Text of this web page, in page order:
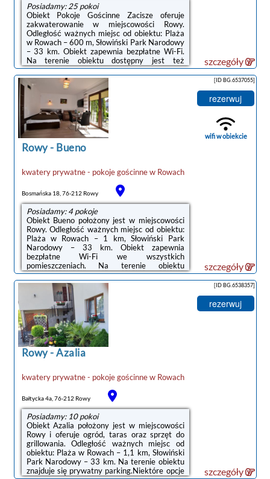
Posiadamy: 25 pokoi
Obiekt Pokoje Gościnne Zacisze oferuje
zakwaterowanie w miejscowości Rowy.
Odległość ważnych miejsc od obiektu: Plaża
w Rowach – 600 m, Słowiński Park Narodowy
– 33 km. Obiekt zapewnia bezpłatne Wi-Fi.
Na terenie obiektu dostępny jest też
prywatny parking.Odległość ważnych miejsc
od obiektu: Promenada w Ustce – 23 km,
Latarnia morska w Ustce – 23 km. Lotnisko
Lotnisko Gdańsk-Rębiechowo znajduje się
134 km od obiektu.Doba hotelowa od godziny
15:00 do 10:00.Zarządzany przez
gospodarza prywatnego (osobę fizyczną)W
przypadku pobytu w obiekcie z dziećmi
należy pamiętać, ...
szczegóły
Rowy- Bueno
kwatery prywatne - pokoje gościnnew Rowach
Bosmańska 18, 76-212 Rowy
Posiadamy: 4 pokoje
Obiekt Bueno położony jest w miejscowości
Rowy. Odległość ważnych miejsc od obiektu:
Plaża w Rowach – 1 km, Słowiński Park
Narodowy – 33 km. Obiekt zapewnia
bezpłatne Wi-Fi we wszystkich
pomieszczeniach. Na terenie obiektu
dostępny jest też prywatny
parking.Odległość ważnych miejsc od
obiektu: Promenada w Ustce – 23 km,
Latarnia morska w Ustce – 23 km. Lotnisko
Lotnisko Gdańsk-Rębiechowo znajduje się
141 km od obiektu.Doba hotelowa od godziny
16:00 do 10:00.W obiekcie obowiązuje zakaz
organizowania wieczorów panieńskich,
kawalerskich itp.Zarządzany przez
gospodarza ...
[ID BG.6537055]
rezerwuj
wifi w obiekcie
szczegóły
Rowy-Azalia
kwatery prywatne - pokoje gościnnew Rowach
Bałtycka 4a, 76-212 Rowy
Posiadamy: 10 pokoi
Obiekt Azalia położony jest w miejscowości
Rowy i oferuje ogród, taras oraz sprzęt do
grillowania. Odległość ważnych miejsc od
obiektu: Plaża w Rowach – 1,1 km, Słowiński
Park Narodowy – 33 km. Na terenie obiektu
znajduje się prywatny parking.Niektóre opcje
[ID BG.6538357]
rezerwuj
szczegóły